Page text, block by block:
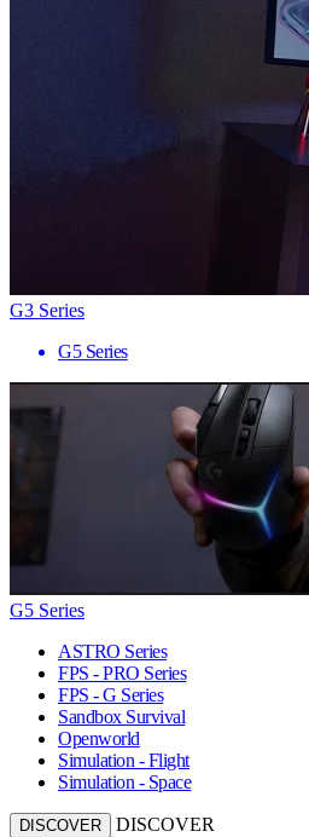
G3 Series
G5 Series
G5 Series
ASTRO Series
FPS - PRO Series
FPS - G Series
Sandbox Survival
Openworld
Simulation - Flight
Simulation - Space
DISCOVER DISCOVER